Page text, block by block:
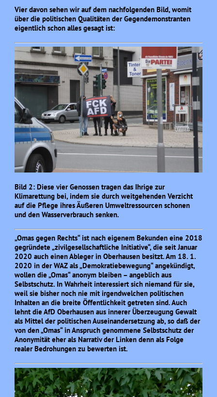
Vier davon sehen wir auf dem nachfolgenden Bild, womit
über die politischen Qualitäten der Gegendemonstranten
eigentlich schon alles gesagt ist:
Bild 2: Diese vier Genossen tragen das Ihrige zur
Klimarettung bei, indem sie durch weitgehenden Verzicht
auf die Pflege ihres Äußeren Umweltressourcen schonen
und den Wasserverbrauch senken.
„Omas gegen Rechts“ ist nach eigenem Bekunden eine 2018
gegründete „zivilgesellschaftliche Initiative“, die seit Januar
2020 auch einen Ableger in Oberhausen besitzt. Am 18. 1.
2020 in der WAZ als „Demokratiebewegung“ angekündigt,
wollen die „Omas“ anonym bleiben – angeblich aus
Selbstschutz. In Wahrheit interessiert sich niemand für sie,
weil sie bisher noch nie mit irgendwelchen politischen
Inhalten an die breite Öffentlichkeit getreten sind. Auch
lehnt die AfD Oberhausen aus innerer Überzeugung Gewalt
als Mittel der politischen Auseinandersetzung ab, so daß der
von den „Omas“ in Anspruch genommene Selbstschutz der
Anonymität eher als Narrativ der Linken denn als Folge
realer Bedrohungen zu bewerten ist.